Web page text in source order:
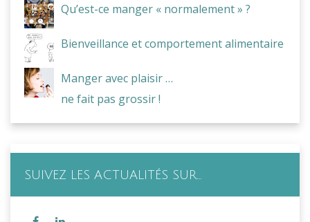
Qu’est-ce manger « normalement » ?
Bienveillance et comportement alimentaire
Manger avec plaisir …
ne fait pas grossir !
SUIVEZ LES ACTUALITÉS SUR…